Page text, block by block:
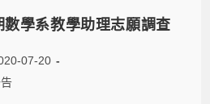
學系教學助理志願調查
07-20